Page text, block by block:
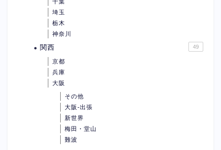
埼玉
栃木
神奈川
関西 49
京都
兵庫
大阪
その他
大阪-出張
新世界
梅田・堂山
難波